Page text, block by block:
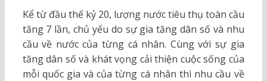
Kể từ đầu thế kỷ 20, lượng nước tiêu thụ toàn cầu
tăng 7 lần, chủ yếu do sự gia tăng dân số và nhu
cầu về nước của từng cá nhân. Cùng với sự gia
tăng dân số và khát vọng cải thiện cuộc sống của
mỗi quốc gia và của từng cá nhân thì nhu cầu về